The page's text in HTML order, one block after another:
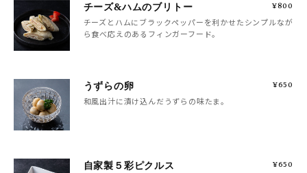
チーズ&ハムのブリトー ¥800
チーズとハムにブラックペッパーを利かせたシンプルなが
ら食べ応えのあるフィンガーフード。
うずらの卵 ¥650
和風出汁に漬け込んだうずらの味たま。
自家製５彩ピクルス ¥650